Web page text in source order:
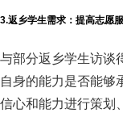
3.返乡学生需求：提高志愿
与部分返乡学生访谈
自身的能力是否能够
信心和能力进行策划